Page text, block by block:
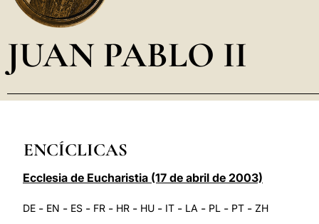
POLSKI
العربيّة
JUAN PABLO II
ENCÍCLICAS
Ecclesia de Eucharistia (17 de abril de 2003)
DE - EN - ES - FR - HR - HU - IT - LA - PL - PT - ZH